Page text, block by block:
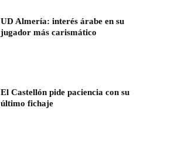
UD Almería: interés árabe en su
jugador más carismático
El Castellón pide paciencia con su
último fichaje